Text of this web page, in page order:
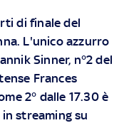
di finale del
L'unico azzurro
Sinner, n°2 del
Frances
2° dalle 17.30 è
instreaming su